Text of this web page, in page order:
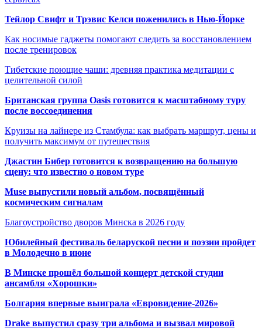
Тейлор Свифт и Трэвис Келси поженились в Нью-Йорке
Как носимые гаджеты помогают следить за восстановлением
после тренировок
Тибетские поющие чаши: древняя практика медитации с
целительной силой
Британская группа Oasis готовится к масштабному туру
после воссоединения
Круизы на лайнере из Стамбула: как выбрать маршрут, цены и
получить максимум от путешествия
Джастин Бибер готовится к возвращению на большую
сцену: что известно о новом туре
Muse выпустили новый альбом, посвящённый
космическим сигналам
Благоустройство дворов Минска в 2026 году
Юбилейный фестиваль беларуской песни и поэзии пройдет
в Молодечно в июне
В Минске прошёл большой концерт детской студии
ансамбля «Хорошки»
Болгария впервые выиграла «Евровидение-2026»
Drake выпустил сразу три альбома и вызвал мировой